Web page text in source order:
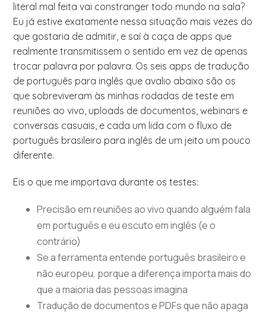
literal mal feita vai constranger todo mundo na sala?
Eu já estive exatamente nessa situação mais vezes do
que gostaria de admitir, e saí à caça de apps que
realmente transmitissem o sentido em vez de apenas
trocar palavra por palavra. Os seis apps de tradução
de português para inglês que avalio abaixo são os
que sobreviveram às minhas rodadas de teste em
reuniões ao vivo, uploads de documentos, webinars e
conversas casuais, e cada um lida com o fluxo de
português brasileiro para inglês de um jeito um pouco
diferente.
Eis o que me importava durante os testes:
Precisão em reuniões ao vivo quando alguém fala
em português e eu escuto em inglês (e o
contrário)
Se a ferramenta entende português brasileiro e
não europeu, porque a diferença importa mais do
que a maioria das pessoas imagina
Tradução de documentos e PDFs que não apaga